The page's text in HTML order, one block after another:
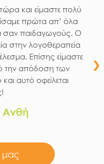
και είμαστε πολύ
πρώτα απ’ όλα
σαν παιδαγωγούς. Ο
στην λογοθεραπεία
Επίσης είμαστε
την απόδοση των
αυτό οφείλεται
Ανθή
μας